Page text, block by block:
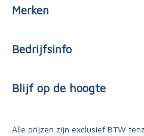
Merken
Bedrijfsinfo
Blijf op de hoogte
Alle prijzen zijn exclusief BTW